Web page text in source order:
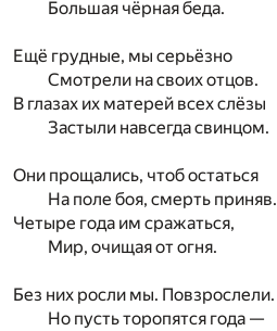
Большая чёрная беда.
Ещё грудные, мы серьёзно
Смотрели на своих отцов.
В глазах их матерей всех слёзы
Застыли навсегда свинцом.
Они прощались, чтоб остаться
На поле боя, смерть приняв.
Четыре года им сражаться,
Мир, очищая от огня.
Без них росли мы. Повзрослели.
Но пусть торопятся года —